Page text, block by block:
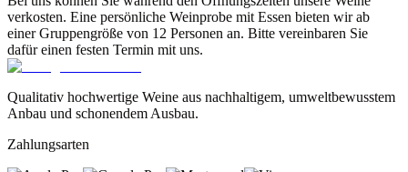
verkosten. Eine persönliche Weinprobe mit Essen bieten wir ab
einer Gruppengröße von 12 Personen an. Bitte vereinbaren Sie
dafür einen festen Termin mit uns.
Qualitativ hochwertige Weine aus nachhaltigem, umweltbewusstem
Anbau und schonendem Ausbau.
Zahlungsarten